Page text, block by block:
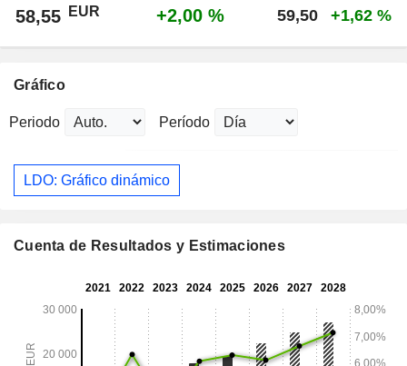
58,55 EUR +2,00 % 59,50 +1,62 %
Gráfico
Periodo Período
LDO: Gráfico dinámico
Cuenta de Resultados y Estimaciones